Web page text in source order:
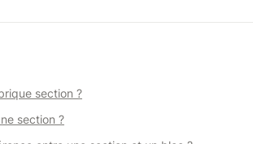
section ?
section ?